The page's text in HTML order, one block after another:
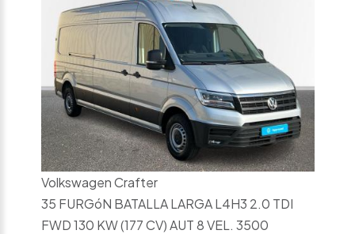
Volkswagen Crafter
35 FURGóN BATALLA LARGA L4H3 2.0 TDI
FWD 130 KW (177 CV) AUT 8 VEL. 3500